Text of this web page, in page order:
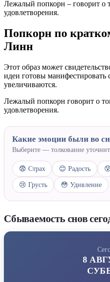
Лежалый попкорн – говорит о
удовлетворения.
Попкорн по
Линн
Этот образ может
идеи готовы манифестировать
увеличиваются.
Лежалый попкорн говорит о
удовлетворения.
Какие эмоции были во
Выберите — толкование
😨 Страх 😊 Радость
😢 Грусть 😳 Удивление
Сбываемость снов
8